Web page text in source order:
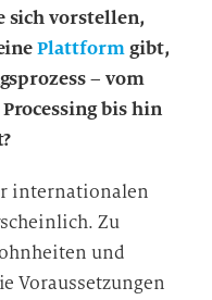
sich vorstellen,
Plattformgibt,
– vom
bis hin
internationalen
Zu
und
Voraussetzungen